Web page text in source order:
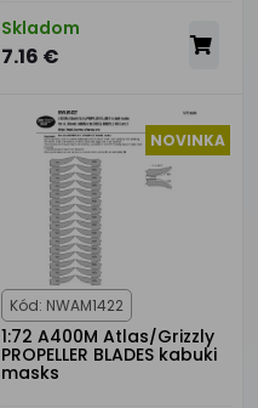
Skladom
7.16 €
NOVINKA
Kód: NWAM1422
1:72 A400M Atlas/Grizzly
PROPELLER BLADES kabuki
masks